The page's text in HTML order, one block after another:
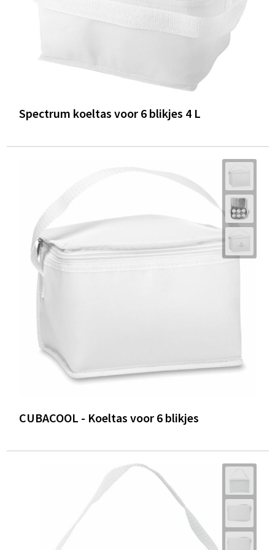
Spectrum koeltas voor 6 blikjes 4 L
CUBACOOL - Koeltas voor 6 blikjes